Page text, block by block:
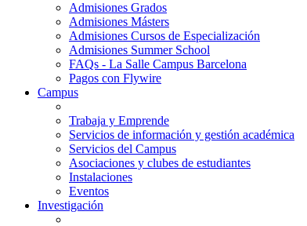
Admisiones Grados
Admisiones Másters
Admisiones Cursos de Especialización
Admisiones Summer School
FAQs - La Salle Campus Barcelona
Pagos con Flywire
Campus
Trabaja y Emprende
Servicios de información y gestión académica
Servicios del Campus
Asociaciones y clubes de estudiantes
Instalaciones
Eventos
Investigación